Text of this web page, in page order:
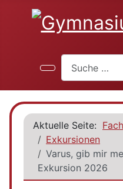
Aktuelle Seite:
Exkursionen
Varus, gib mir
Exkursion 2026